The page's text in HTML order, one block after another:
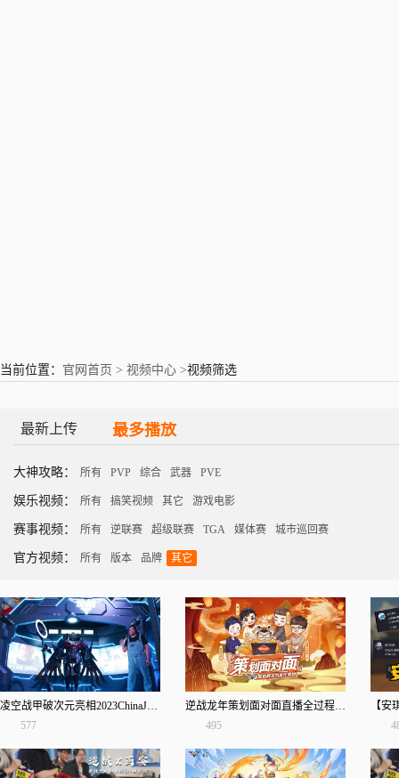
当前位置： 官网首页 > 视频中心 >视频筛选
最新上传 最多播放
大神攻略： 所有 PVP 综合 武器 PVE
娱乐视频： 所有 搞笑视频 其它 游戏电影
赛事视频： 所有 逆联赛 超级联赛 TGA 媒体赛 城市巡回赛
官方视频： 所有 版本 品牌 其它
凌空战甲破次元亮相2023ChinaJoy，《逆战》CJ现场回顾！
577
逆战龙年策划面对面直播全过程（下）
495